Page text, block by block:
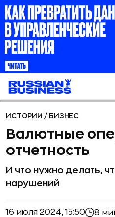
ИСТОРИИ / БИЗНЕС
Валютные
отчетность
И что нужно делать,
нарушений
16 июля 2024, 15:50 8